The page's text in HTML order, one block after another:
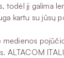
todėl jį galima
kartu su jūsų